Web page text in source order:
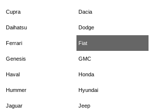
Cupra Dacia
Daihatsu Dodge
Ferrari Fiat
Genesis GMC
Haval Honda
Hummer Hyundai
Jaguar Jeep